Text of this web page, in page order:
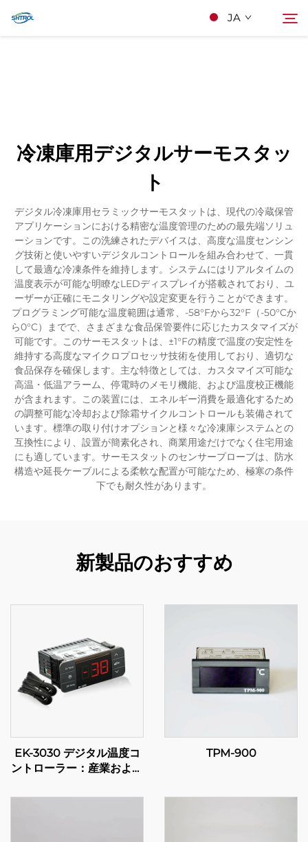
JA
連絡する
冷凍庫用デジタルサーモスタッ
ト
デジタル冷凍庫用セラミックサーモスタットは、現代の冷蔵保管
アプリケーションにおける精密な温度管理のための最先端ソリュ
ーションです。この洗練されたデバイスは、高度な温度センシン
グ技術と使いやすいデジタルコントロールを組み合わせて、一貫
して最適な冷凍条件を維持します。システムにはリアルタイムの
温度表示が可能な明瞭なLEDディスプレイが搭載されており、ユ
ーザーが正確にモニタリングや設定変更を行うことができます。
プログラミング可能な温度範囲は通常、-58°Fから32°F（-50°Cか
ら0°C）までで、さまざまな食品保管要件に応じたカスタマイズが
可能です。このサーモスタットは、±1°Fの精度で温度の安定性を
維持する高度なマイクロプロセッサ技術を使用しており、適切な
食品保存を確保します。主な特徴としては、カスタマイズ可能な
高温・低温アラーム、停電時のメモリ機能、および温度校正機能
が含まれます。この装置には、エネルギー消費を最適化するため
の調整可能な冷却および除霜サイクルコントロールも装備されて
います。標準の取り付けオプションと様々な冷凍庫システムとの
互換性により、設置が簡素化され、商業用途だけでなく住宅用途
にも適しています。サーモスタットのセンサープローブは、防水
構造や延長ケーブルによる柔軟な配置が可能なため、極寒の条件
下でも耐久性があります。
新製品のおすすめ
EK-3030 デジタル温度コ
ントローラー：産業および
度管理
TPM-900